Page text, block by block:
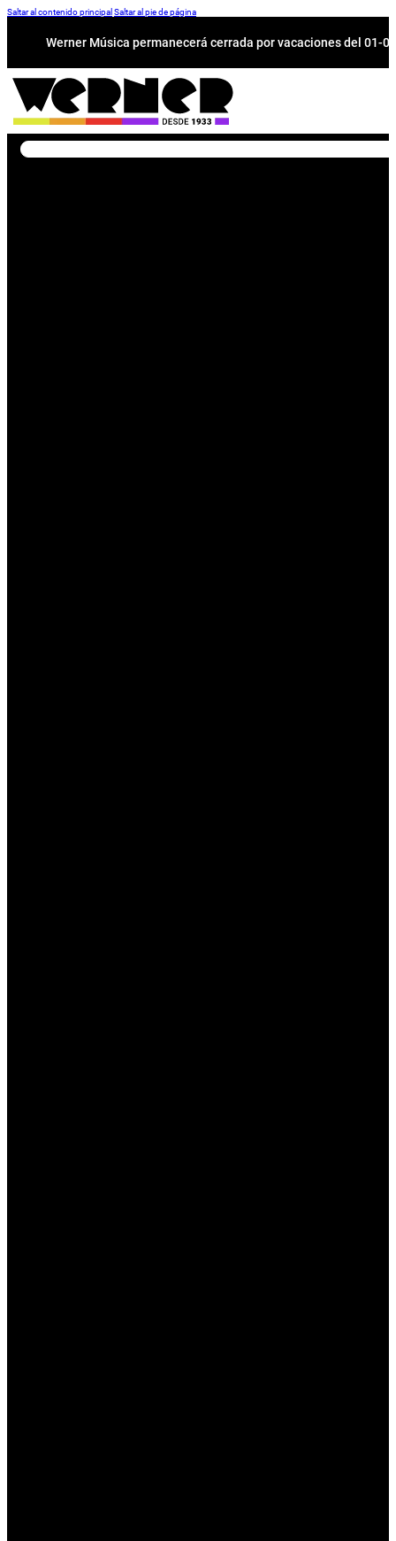
Saltar al contenido principal Saltar al pie de página
Werner Música permanecerá cerrada por vacaciones del 01-
Buscar